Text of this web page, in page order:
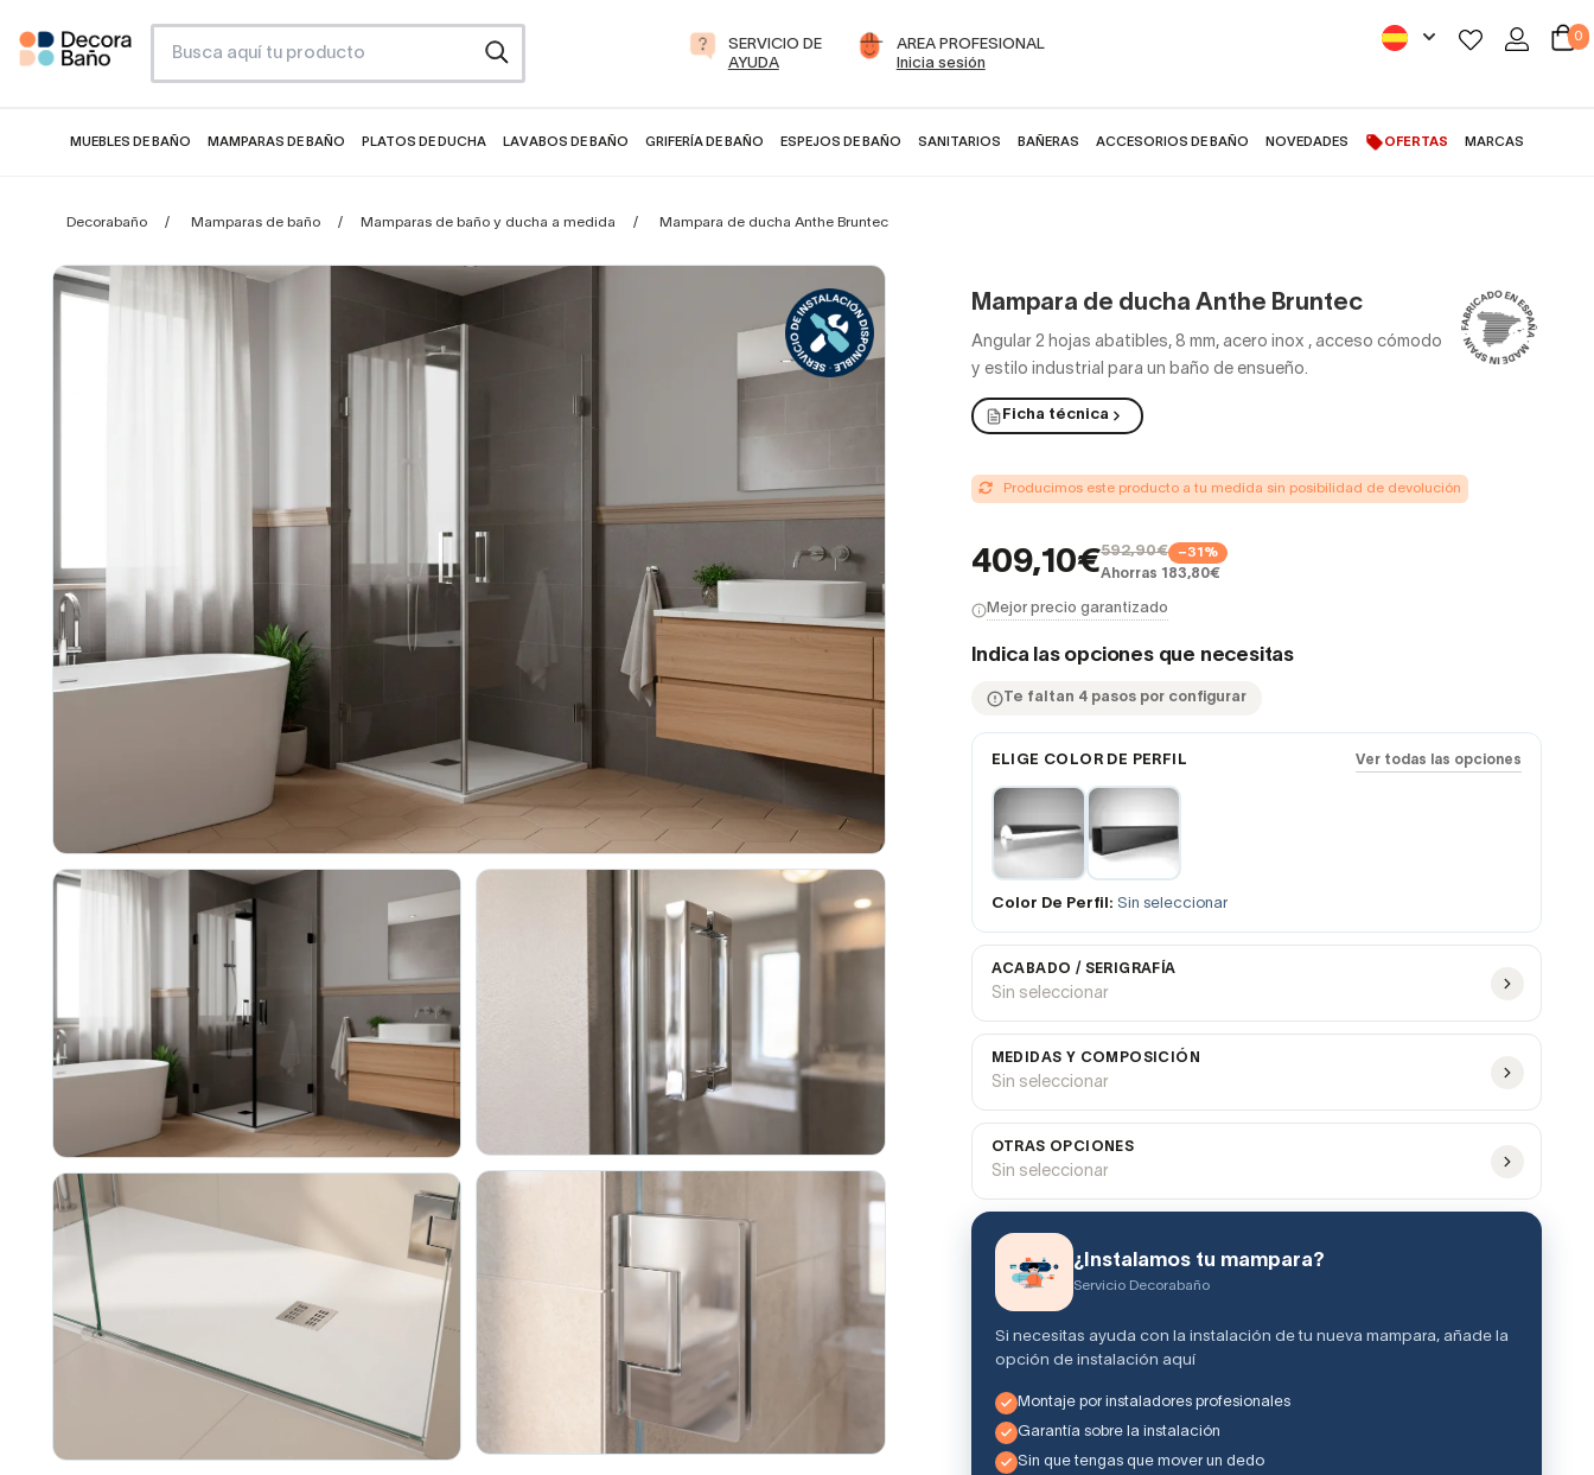
SERVICIO DE
AYUDA
AREA PROFESIONAL
Inicia sesión
0
MUEBLES DE BAÑO MAMPARAS DE BAÑO PLATOS DE DUCHA LAVABOS DE BAÑO GRIFERÍA DE BAÑO ESPEJOS DE BAÑO SANITARIOS BAÑERAS ACCESORIOS DE BAÑO NOVEDADES OFERTAS MARCAS
Decorabaño Mamparas de baño Mamparas de baño y ducha a medida Mampara de ducha Anthe Bruntec
Mampara de ducha Anthe Bruntec
Angular 2 hojas abatibles, 8 mm, acero inox , acceso cómodo
y estilo industrial para un baño de ensueño.
Ficha técnica
Producimos este producto a tu medida sin posibilidad de devolución
409,10€592,90€ −31%
Ahorras 183,80€
Mejor precio garantizado
Indica las opciones que necesitas
Te faltan 4 pasos por configurar
ELIGE COLOR DE PERFIL Ver todas las opciones
Color De Perfil: Sin seleccionar
ACABADO / SERIGRAFÍA
Sin seleccionar
MEDIDAS Y COMPOSICIÓN
Sin seleccionar
OTRAS OPCIONES
Sin seleccionar
¿Instalamos tu mampara?
Servicio Decorabaño
Si necesitas ayuda con la instalación de tu nueva mampara, añade la
opción de instalación aquí
Montaje por instaladores profesionales
Garantía sobre la instalación
Sin que tengas que mover un dedo